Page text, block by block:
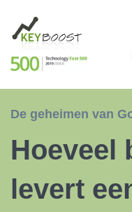
De geheimen van
Hoeveel
levert